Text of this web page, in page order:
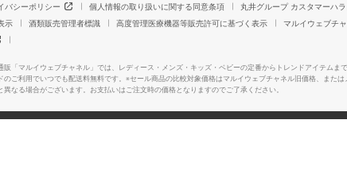
バシーポリシー 個人情報の取り扱いに関する同意条項 丸井グループ カスタマーハ
示
酒類販売管理者標識 高度管理医療機器等販売許可に基づく表示 マルイウェブチ
販「マルイウェブチャネル」では、レディース・メンズ・キッズ・ベビーの定番からトレンドアイテム
ご利用でいつでも配送料無料です。 ※セール商品の比較対象価格はマルイウェブチャネル旧価格、また
異なる場合がございます。お支払いはご注文時の価格となりますのでご了承ください。